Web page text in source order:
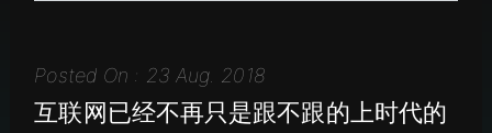
Posted On : 23 Aug. 2018
互联网已经不再只是跟不跟的上时代的